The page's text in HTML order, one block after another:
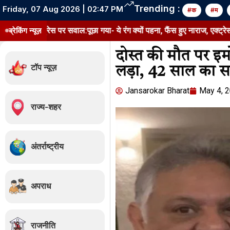
Friday, 07 Aug 2026 | 02:47 PM Trending : #क #म
ब्रेकिंग न्यूज़
सवाल:पूछा गया- ये रंग क्यों पहना, फैंस हुए नाराज, एक्ट्रेस के जवाब को मिलीं
टॉप न्यूज़
राज्य-शहर
अंतर्राष्ट्रीय
अपराध
राजनीति
दोस्त की मौत पर
लड़ा, 42 साल का
Jansarokar Bharat May 4,